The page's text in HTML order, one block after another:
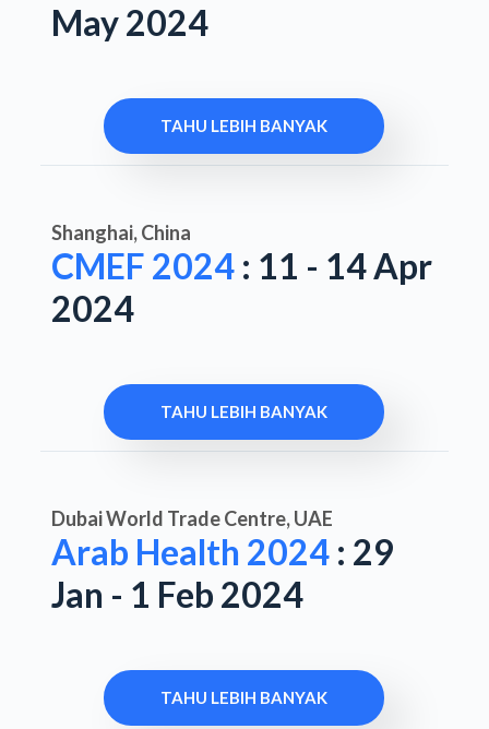
May 2024
TAHU LEBIH BANYAK
Shanghai, China
CMEF 2024: 11 - 14 Apr
2024
TAHU LEBIH BANYAK
Dubai World Trade Centre, UAE
Arab Health 2024: 29
Jan - 1 Feb 2024
TAHU LEBIH BANYAK